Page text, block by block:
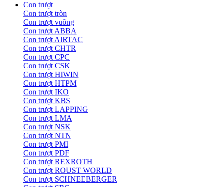
Con trượt
Con trượt tròn
Con trượt vuông
Con trượt ABBA
Con trượt AIRTAC
Con trượt CHTR
Con trượt CPC
Con trượt CSK
Con trượt HIWIN
Con trượt HTPM
Con trượt IKO
Con trượt KBS
Con trượt LAPPING
Con trượt LMA
Con trượt NSK
Con trượt NTN
Con trượt PMI
Con trượt PDF
Con trượt REXROTH
Con trượt ROUST WORLD
Con trượt SCHNEEBERGER